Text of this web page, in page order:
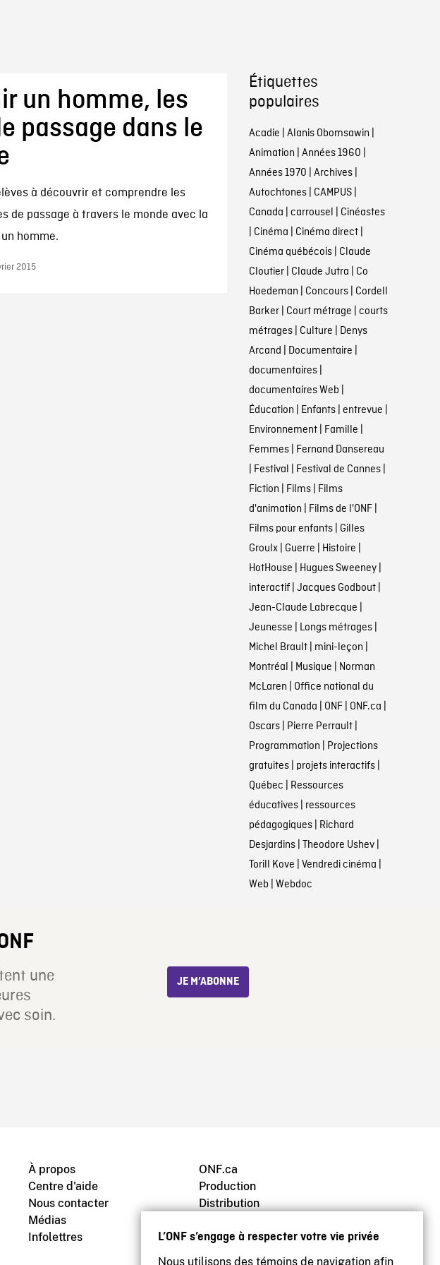
L’ONF s’engage à respecter votre vie privée
Nous utilisons des témoins de navigation afin
un homme, les
passage dans le
à découvrir et comprendre les
de passage à travers le monde avec la
homme.
2015
Étiquettes
populaires
Acadie | Alanis Obomsawin |
Animation | Années 1960 |
Années 1970 | Archives|
Autochtones| CAMPUS|
Canada | carrousel | Cinéastes
| Cinéma | Cinéma direct|
Cinéma québécois| Claude
Cloutier| Claude Jutra | Co
Hoedeman | Concours| Cordell
Barker| Court métrage | courts
métrages| Culture | Denys
Arcand | Documentaire |
documentaires|
documentaires Web |
Éducation | Enfants| entrevue |
Environnement| Famille |
Femmes| Fernand Dansereau
| Festival | Festival de Cannes|
Fiction | Films| Films
d'animation | Films de l'ONF|
Films pour enfants| Gilles
Groulx| Guerre | Histoire |
HotHouse | Hugues Sweeney|
interactif| Jacques Godbout|
Jean-Claude Labrecque |
Jeunesse | Longs métrages|
Michel Brault| mini-leçon |
Montréal | Musique | Norman
McLaren | Office national du
film du Canada | ONF| ONF.ca |
Oscars| Pierre Perrault|
Programmation | Projections
gratuites| projets interactifs|
Québec | Ressources
éducatives| ressources
pédagogiques| Richard
Desjardins| Theodore Ushev|
Torill Kove | Vendredi cinéma |
Web | Webdoc
une
soin.
JE M’ABONNE
À propos
Centre d'aide
Nous contacter
Médias
Infolettres
ONF.ca
Production
Distribution
Archives